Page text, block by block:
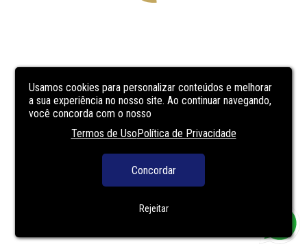
Usamos cookies para personalizar conteúdos e melhorar
a sua experiência no nosso site. Ao continuar navegando,
você concorda com o nosso
Termos de UsoPolítica de Privacidade
Concordar
Rejeitar